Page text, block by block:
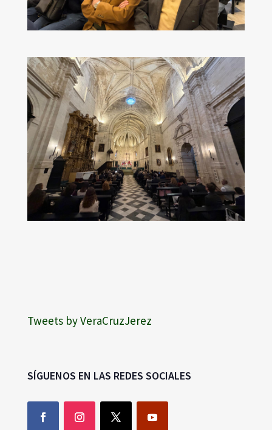
Tweets by VeraCruzJerez
SÍGUENOS EN LAS REDES SOCIALES